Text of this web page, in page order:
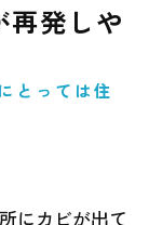
再発しや
とっては住
にカビが出て